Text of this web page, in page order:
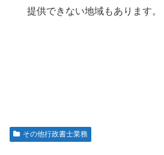
提供できない地域もあります。
その他行政書士業務